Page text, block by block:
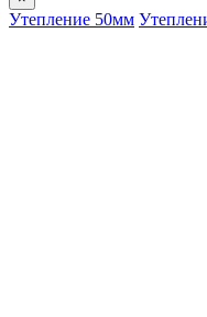
Утепление 50мм